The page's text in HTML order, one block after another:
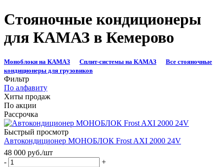
Стояночные кондиционеры
для КАМАЗ в Кемерово
Моноблоки на КАМАЗ Сплит-системы на КАМАЗ
Все стояночные
кондиционеры для грузовиков
Фильтр
По алфавиту
Хиты продаж
По акции
Рассрочка
Быстрый просмотр
Автокондиционер МОНОБЛОК Frost AXI 2000 24V
48 000 руб./шт
-
+